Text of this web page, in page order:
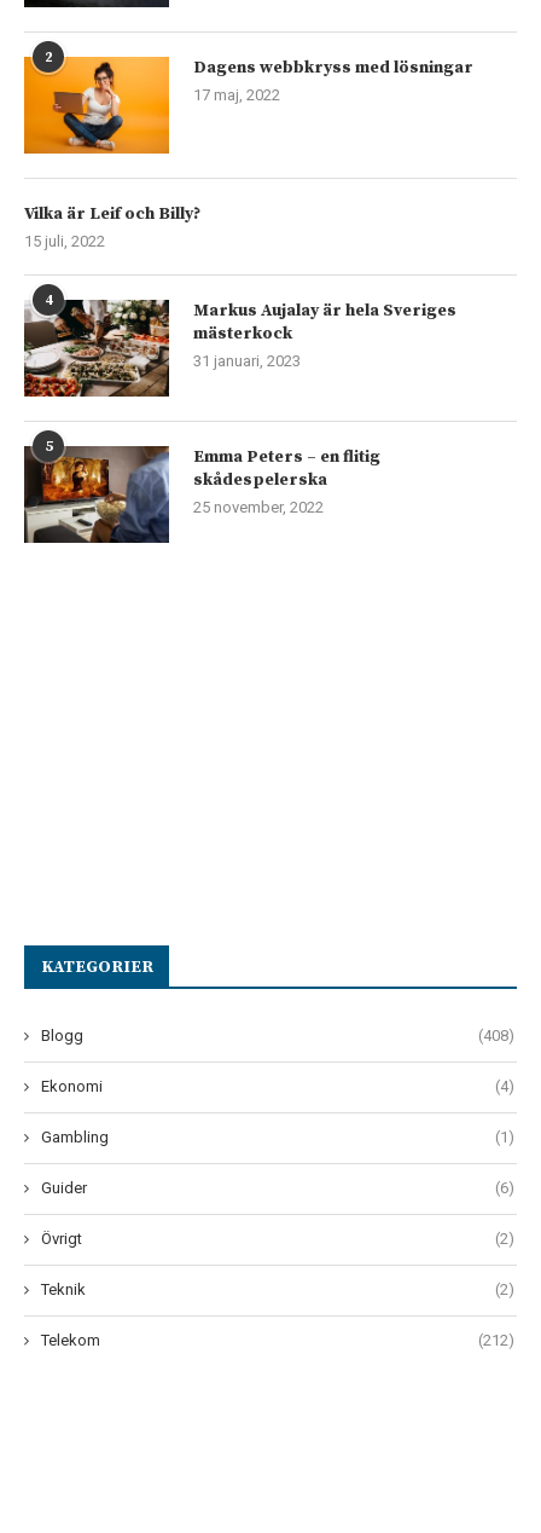
2 Dagens webbkryss med lösningar
17 maj, 2022
Vilka är Leif och Billy?
15 juli, 2022
4
Markus Aujalay är hela Sveriges
mästerkock
31 januari, 2023
5
Emma Peters – en flitig
skådespelerska
25 november, 2022
KATEGORIER
Blogg (408)
Ekonomi (4)
Gambling (1)
Guider (6)
Övrigt (2)
Teknik (2)
Telekom (212)